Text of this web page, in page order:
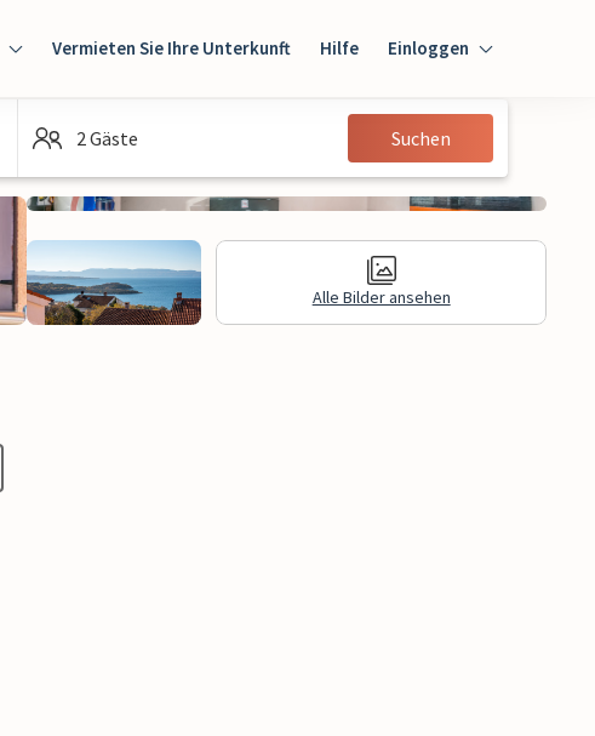
Vermieten Sie Ihre Unterkunft Hilfe Einloggen
Einloggen
Gast
2 Gäste Suchen
Alle Bilder ansehen